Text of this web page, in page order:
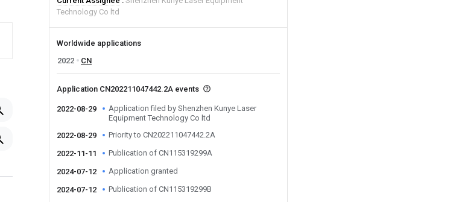
Technology Co ltd
Worldwide applications
2022
CN
Application CN202211047442.2A events
2022-08-29
Application filed by Shenzhen Kunye Laser
Equipment Technology Co ltd
2022-08-29
Priority to CN202211047442.2A
2022-11-11 Publication of CN115319299A
2024-07-12 Application granted
2024-07-12 Publication of CN115319299B